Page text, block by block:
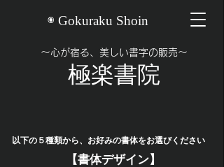
◉ Gokuraku Shoin
​〜心が宿る、美しい書字の販売〜
​極楽書院
以下の５種類から、お好みの書体をお選びください
【書体デザイン】